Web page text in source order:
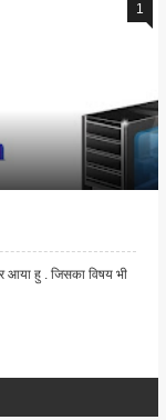
1
आया हु . जिसका विषय भी